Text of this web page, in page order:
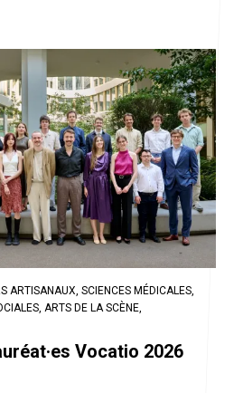
ARTISANAUX, SCIENCES MÉDICALES,
ARTS DE LA SCÈNE,
Vocatio 2026